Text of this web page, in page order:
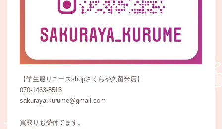
【学生服リユースshopさくらや久留米店】
070-1463-8513
sakuraya.kurume@gmail.com
買取りも受付てます。